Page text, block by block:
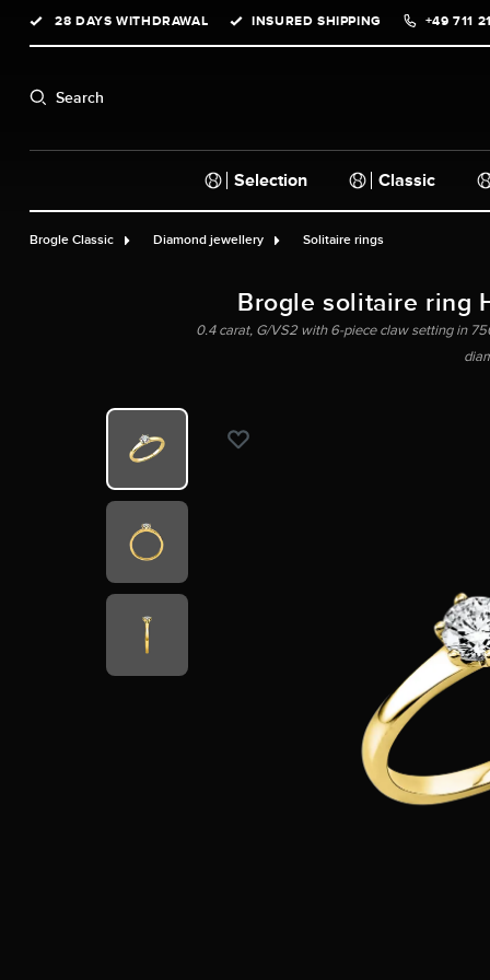
Skip to main navigation
28 DAYS WITHDRAWAL INSURED SHIPPING +49 711
Search
Selection Classic
Brogle Classic Diamond jewellery Solitaire rings
Brogle solitaire ring
0.4 carat, G/VS2 with 6-piece claw setting in